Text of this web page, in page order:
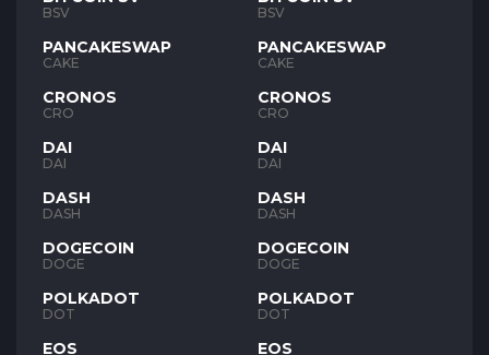
BSV
PANCAKESWAP
CAKE
CRONOS
CRO
DAI
DAI
DASH
DASH
DOGECOIN
DOGE
POLKADOT
DOT
EOS
BSV
PANCAKESWAP
CAKE
CRONOS
CRO
DAI
DAI
DASH
DASH
DOGECOIN
DOGE
POLKADOT
DOT
EOS